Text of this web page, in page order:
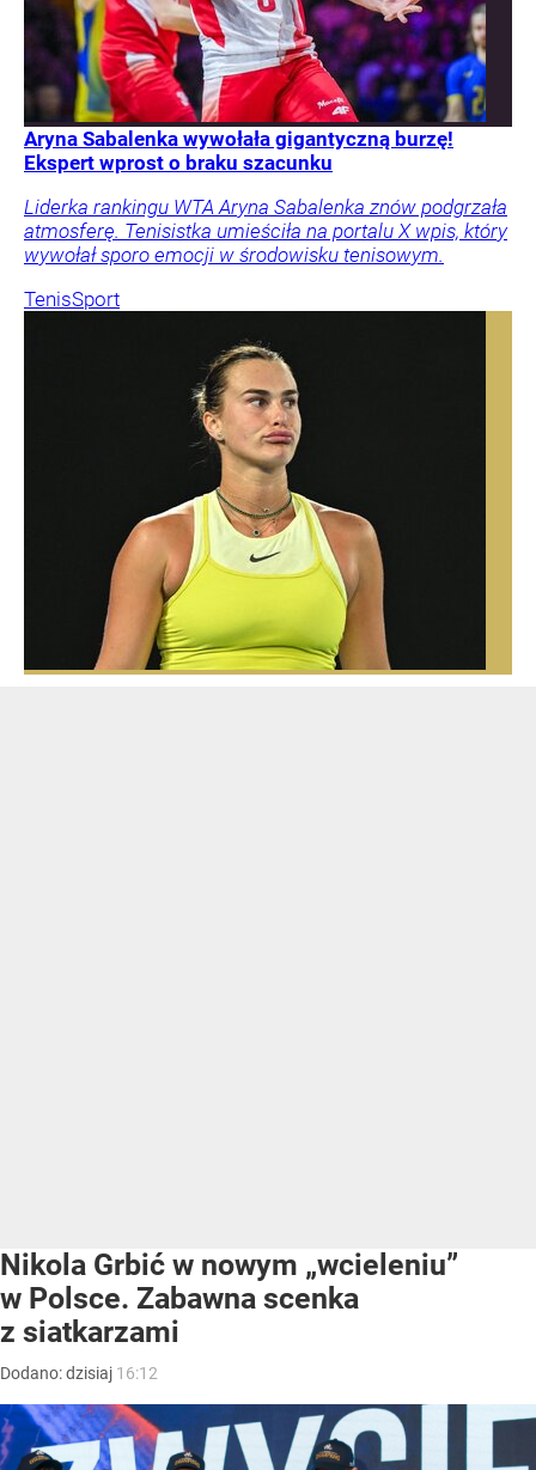
Aryna Sabalenka wywołała gigantyczną burzę!
Ekspert wprost o braku szacunku
Liderka rankingu WTA Aryna Sabalenka znów podgrzała
atmosferę. Tenisistka umieściła na portalu X wpis, który
wywołał sporo emocji w środowisku tenisowym.
TenisSport
Nikola Grbić w nowym „wcieleniu”
w Polsce. Zabawna scenka
z siatkarzami
Dodano:dzisiaj 16:12